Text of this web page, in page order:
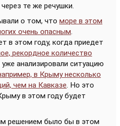
те же речушки.
о том, что море в этом
очень опасным.
в этом году, когда приедет
рекордное количество
анализировали ситуацию
в Крыму несколько
чем на Кавказе. Но это
в этом году будет
решением было бы в этом